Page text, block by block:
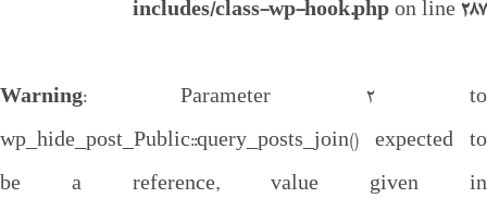
includes/class-wp-hook.php on line 287
Warning: Parameter 2 to
wp_hide_post_Public::query_posts_join() expected to
be a reference, value given in